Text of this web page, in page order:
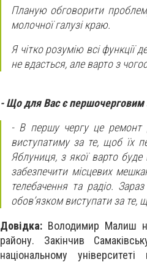
Планую обговорити
молочної галузі краю.
Я чітко розумію всі функції
не вдасться, але варто з
- Що для Вас є першочерговим
- В першу чергу це ремонт
виступатиму за те, щоб їх
Яблуниця, з якої варто буде
забезпечити місцевих
телебачення та радіо.
обов’язком виступати за
Довідка: Володимир Малиш
району. Закінчив
національному